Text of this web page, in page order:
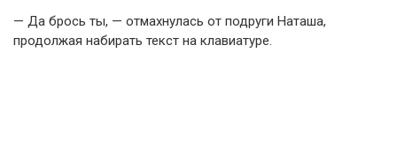
— Да брось ты, — отмахнулась от подруги Наташа,
продолжая набирать текст на клавиатуре.